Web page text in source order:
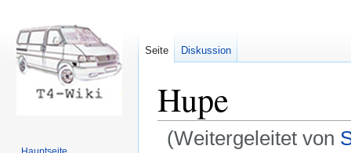
Hupe
(Weitergeleitet von
Seite Diskussion